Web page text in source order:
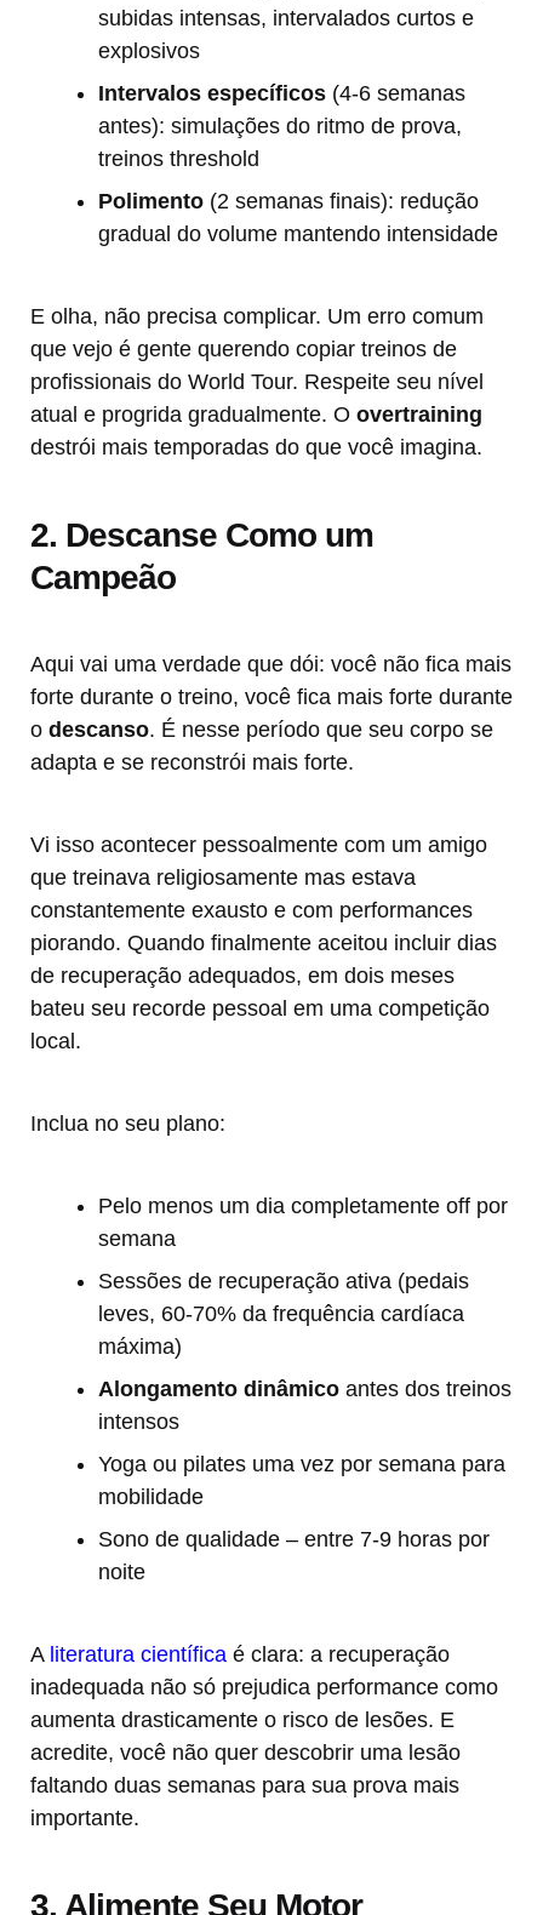
subidas intensas, intervalados curtos e
explosivos
Intervalos específicos (4-6 semanas
antes): simulações do ritmo de prova,
treinos threshold
Polimento (2 semanas finais): redução
gradual do volume mantendo intensidade
E olha, não precisa complicar. Um erro comum
que vejo é gente querendo copiar treinos de
profissionais do World Tour. Respeite seu nível
atual e progrida gradualmente. O overtraining
destrói mais temporadas do que você imagina.
2. Descanse Como um
Campeão
Aqui vai uma verdade que dói: você não fica mais
forte durante o treino, você fica mais forte durante
o descanso. É nesse período que seu corpo se
adapta e se reconstrói mais forte.
Vi isso acontecer pessoalmente com um amigo
que treinava religiosamente mas estava
constantemente exausto e com performances
piorando. Quando finalmente aceitou incluir dias
de recuperação adequados, em dois meses
bateu seu recorde pessoal em uma competição
local.
Inclua no seu plano:
Pelo menos um dia completamente off por
semana
Sessões de recuperação ativa (pedais
leves, 60-70% da frequência cardíaca
máxima)
Alongamento dinâmico antes dos treinos
intensos
Yoga ou pilates uma vez por semana para
mobilidade
Sono de qualidade – entre 7-9 horas por
noite
A literatura científica é clara: a recuperação
inadequada não só prejudica performance como
aumenta drasticamente o risco de lesões. E
acredite, você não quer descobrir uma lesão
faltando duas semanas para sua prova mais
importante.
3. Alimente Seu Motor